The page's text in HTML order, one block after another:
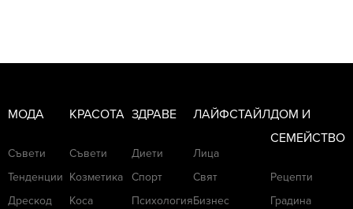
МОДА
Съвети
Тенденции
Дрескод
КРАСОТА
Съвети
Козметика
Коса
ЗДРАВЕ
Диети
Спорт
Психология
ЛАЙФСТАЙЛ
Лица
Свят
Бизнес
ДОМ И
СЕМЕЙСТВО
Рецепти
Градина